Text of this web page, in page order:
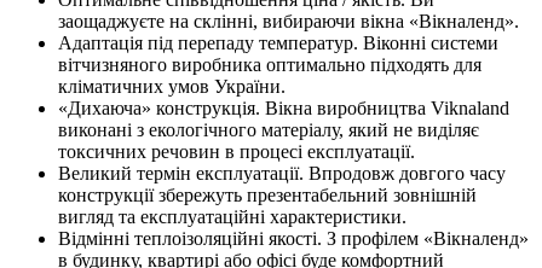
заощаджуєте на склінні, вибираючи вікна «Вікналенд».
Адаптація під перепаду температур. Віконні системи
вітчизняного виробника оптимально підходять для
кліматичних умов України.
«Дихаюча» конструкція. Вікна виробництва Viknaland
виконані з екологічного матеріалу, який не виділяє
токсичних речовин в процесі експлуатації.
Великий термін експлуатації. Впродовж довгого часу
конструкції збережуть презентабельний зовнішній
вигляд та експлуатаційні характеристики.
Відмінні теплоізоляційні якості. З профілем «Вікналенд»
в будинку, квартирі або офісі буде комфортний